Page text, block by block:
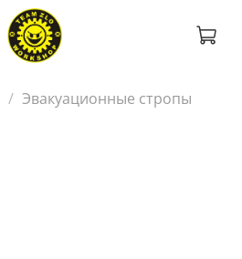
Эвакуационные стропы